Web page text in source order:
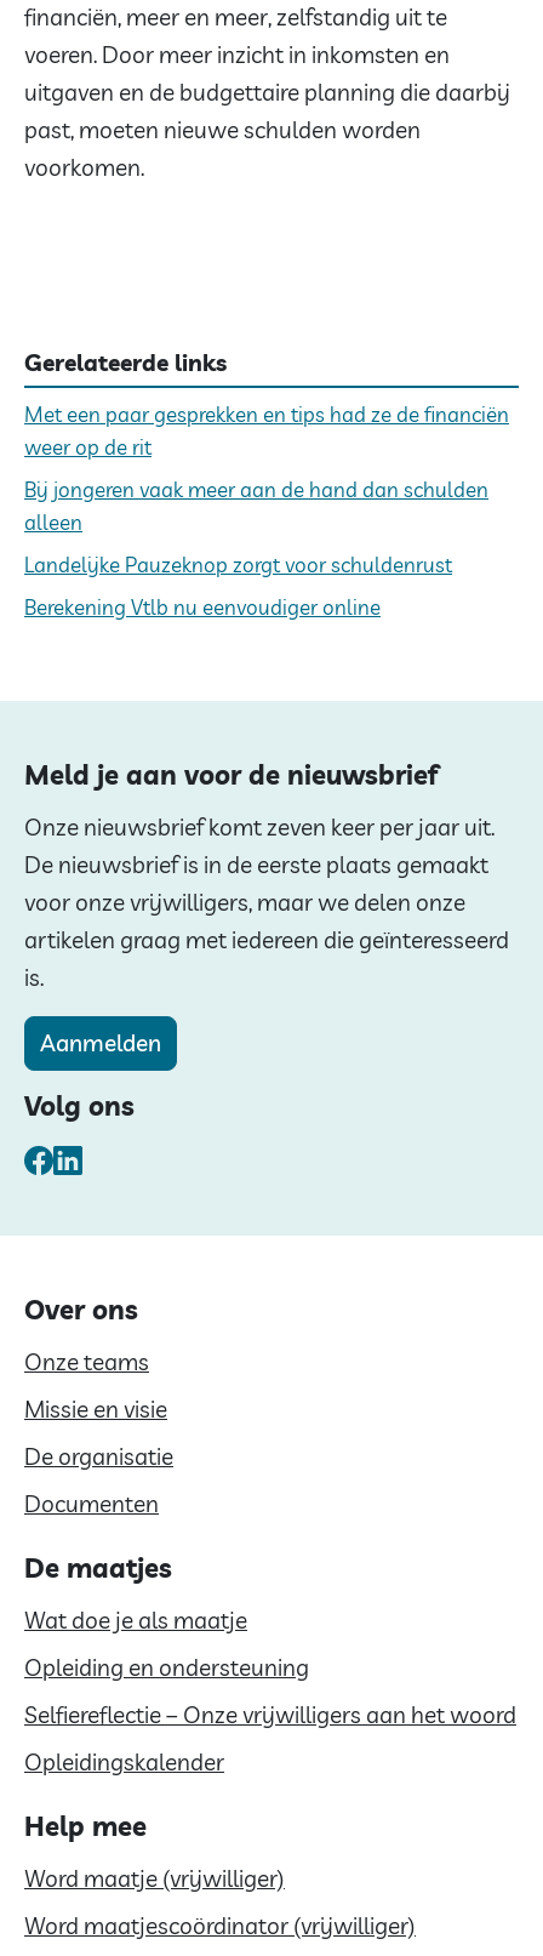
financiën, meer en meer, zelfstandig uit te
voeren. Door meer inzicht in inkomsten en
uitgaven en de budgettaire planning die daarbij
past, moeten nieuwe schulden worden
voorkomen.
Gerelateerde links
Met een paar gesprekken en tips had ze de financiën
weer op de rit
Bij jongeren vaak meer aan de hand dan schulden
alleen
Landelijke Pauzeknop zorgt voor schuldenrust
Berekening Vtlb nu eenvoudiger online
Meld je aan voor de nieuwsbrief
Onze nieuwsbrief komt zeven keer per jaar uit.
De nieuwsbrief is in de eerste plaats gemaakt
voor onze vrijwilligers, maar we delen onze
artikelen graag met iedereen die geïnteresseerd
is.
Aanmelden
Volg ons
Facebook
LinkedIn
Over ons
Onze teams
Missie en visie
De organisatie
Documenten
De maatjes
Wat doe je als maatje
Opleiding en ondersteuning
Selfiereflectie – Onze vrijwilligers aan het woord
Opleidingskalender
Help mee
Word maatje (vrijwilliger)
Word maatjescoördinator (vrijwilliger)